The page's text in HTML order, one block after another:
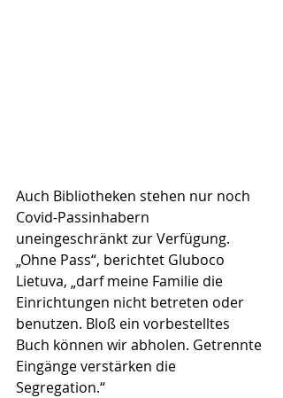
Auch Bibliotheken stehen nur noch
Covid-Passinhabern
uneingeschränkt zur Verfügung.
„Ohne Pass“, berichtet Gluboco
Lietuva, „darf meine Familie die
Einrichtungen nicht betreten oder
benutzen. Bloß ein vorbestelltes
Buch können wir abholen. Getrennte
Eingänge verstärken die
Segregation.“